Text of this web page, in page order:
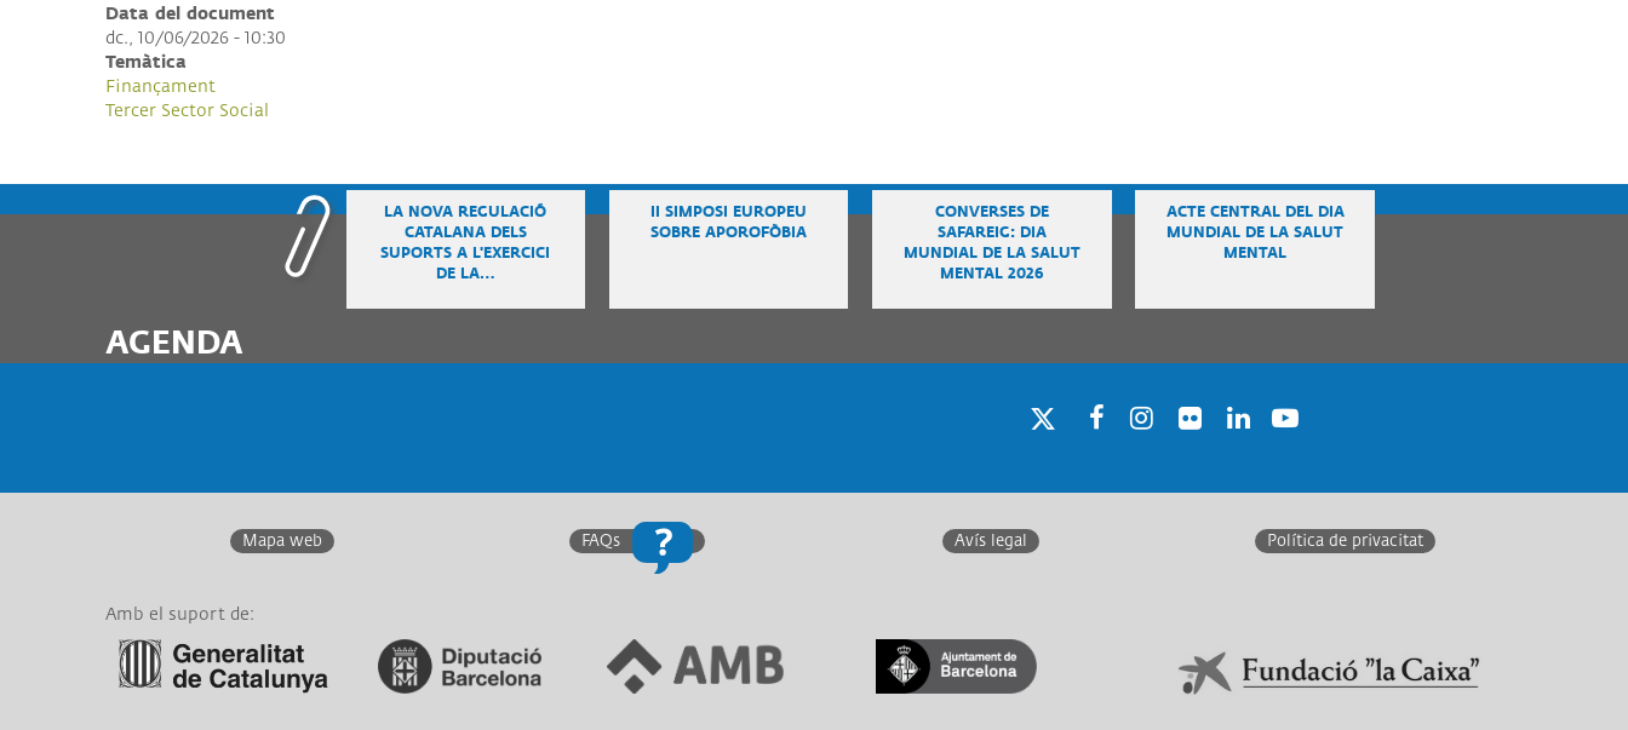
Data del document
dc., 10/06/2026 - 10:30
Temàtica
Finançament
Tercer Sector Social
AGENDA
LA NOVA REGULACIÓ
CATALANA DELS
SUPORTS A L'EXERCICI
DE LA…
II SIMPOSI EUROPEU
SOBRE APOROFÒBIA
CONVERSES DE
SAFAREIG: DIA
MUNDIAL DE LA SALUT
MENTAL 2026
ACTE CENTRAL DEL DIA
MUNDIAL DE LA SALUT
MENTAL
Mapa web FAQs Avís legal Política de privacitat
Amb el suport de:
Link a Generalitat de
Catalunya
Link a Diputació de
Barcelona
Link a Àrea Metropolitana
de Barcelona
Link a Generalitat de
Catalunya